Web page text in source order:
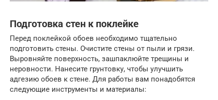
Подготовка стен к поклейке
Перед поклейкой обоев необходимо тщательно
подготовить стены. Очистите стены от пыли и грязи.
Выровняйте поверхность, зашпаклюйте трещины и
неровности. Нанесите грунтовку, чтобы улучшить
адгезию обоев к стене. Для работы вам понадобятся
следующие инструменты и материалы: